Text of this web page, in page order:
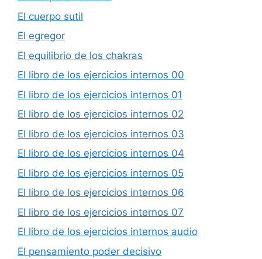
El cuerpo sutil
El egregor
El equilibrio de los chakras
El libro de los ejercicios internos 00
El libro de los ejercicios internos 01
El libro de los ejercicios internos 02
El libro de los ejercicios internos 03
El libro de los ejercicios internos 04
El libro de los ejercicios internos 05
El libro de los ejercicios internos 06
El libro de los ejercicios internos 07
El libro de los ejercicios internos audio
El pensamiento poder decisivo